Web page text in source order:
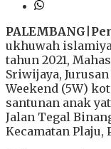
PALEMBANG
ukhuwah
tahun 2021,
Sriwijaya,
Weekend (5W)
santunan anak
Jalan Tegal
Kecamatan Plaju,